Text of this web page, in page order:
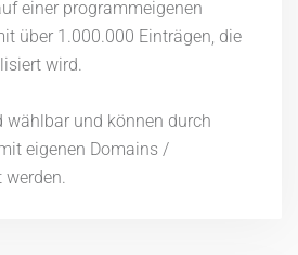
einer programmeigenen
über 1.000.000 Einträgen, die
wird.
wählbar und können durch
eigenen Domains /